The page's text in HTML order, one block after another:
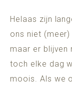
Helaas zijn
ons niet
maar er blijven
toch elke dag
moois. Als we